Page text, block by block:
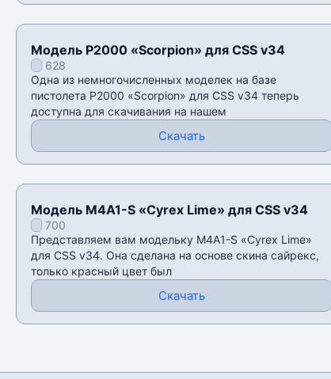
Модель P2000 «Scorpion» для CSS v34
628
Одна из немногочисленных моделек на базе
пистолета P2000 «Scorpion» для CSS v34 теперь
доступна для скачивания на нашем
Скачать
Модель M4A1-S «Cyrex Lime» для CSS v34
700
Представляем вам модельку M4A1-S «Cyrex Lime»
для CSS v34. Она сделана на основе скина сайрекс,
только красный цвет был
Скачать